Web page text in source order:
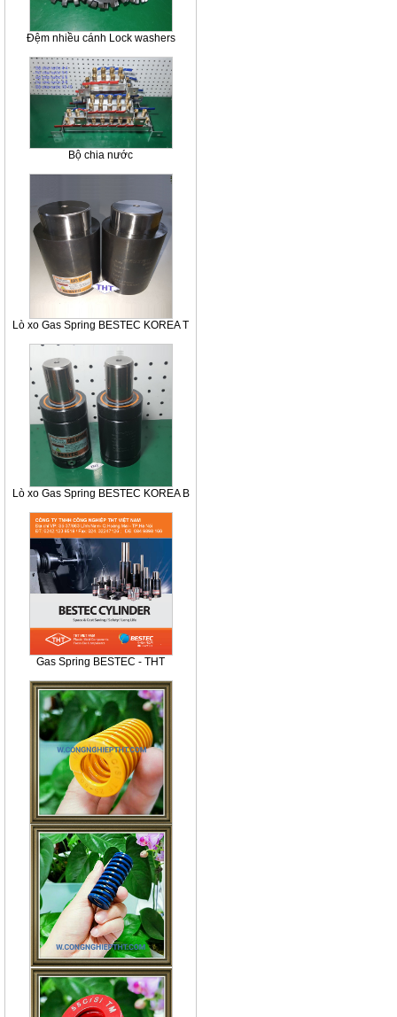
Đệm nhiều cánh Lock washers
Bộ chia nước
Lò xo Gas Spring BESTEC KOREA T
Lò xo Gas Spring BESTEC KOREA B
Gas Spring BESTEC - THT